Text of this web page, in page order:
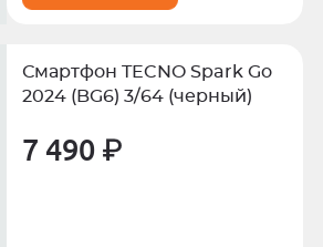
Смартфон TECNO Spark Go
2024 (BG6) 3/64 (черный)
7 490 ₽